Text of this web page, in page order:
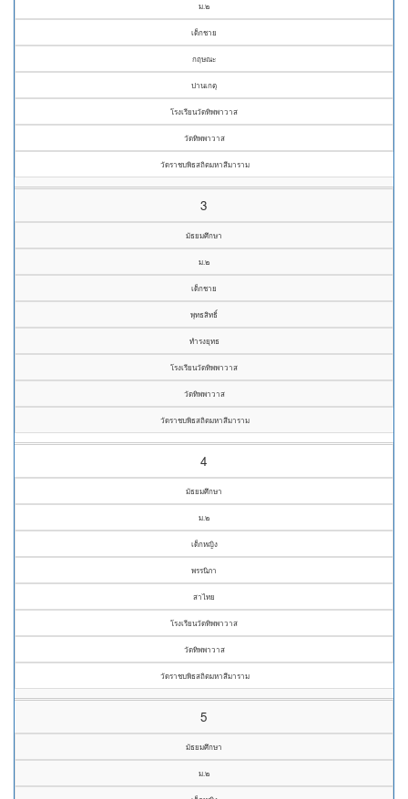
ม.๒
เด็กชาย
กฤษณะ
ปานเกตุ
โรงเรียนวัดทิพพาวาส
วัดทิพพาวาส
วัดราชบพิธสถิตมหาสีมาราม
3
มัธยมศึกษา
ม.๒
เด็กชาย
พุทธสิทธิ์
ทำรงยุทธ
โรงเรียนวัดทิพพาวาส
วัดทิพพาวาส
วัดราชบพิธสถิตมหาสีมาราม
4
มัธยมศึกษา
ม.๒
เด็กหญิง
พรรนิภา
สาไทย
โรงเรียนวัดทิพพาวาส
วัดทิพพาวาส
วัดราชบพิธสถิตมหาสีมาราม
5
มัธยมศึกษา
ม.๒